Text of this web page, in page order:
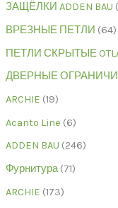
ЗАЩЁЛКИ ADDEN BAU
ВРЕЗНЫЕ ПЕТЛИ 64
ПЕТЛИ СКРЫТЫЕ
ДВЕРНЫЕ
ARCHIE 19
Acanto Line 6
ADDEN BAU 246
Фурнитура 71
ARCHIE 173